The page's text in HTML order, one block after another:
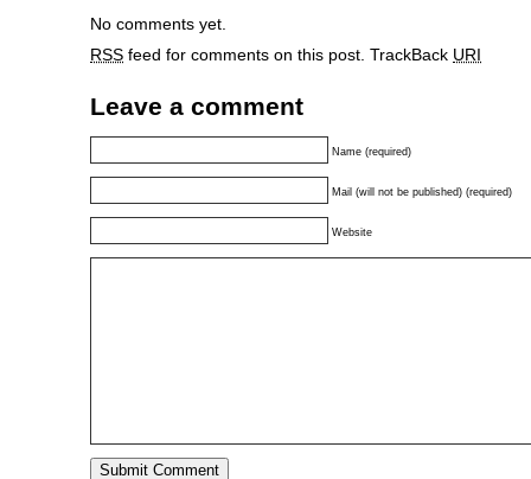
No comments yet.
RSS feed for comments on this post. TrackBack URI
Leave a comment
Name (required)
Mail (will not be published) (required)
Website